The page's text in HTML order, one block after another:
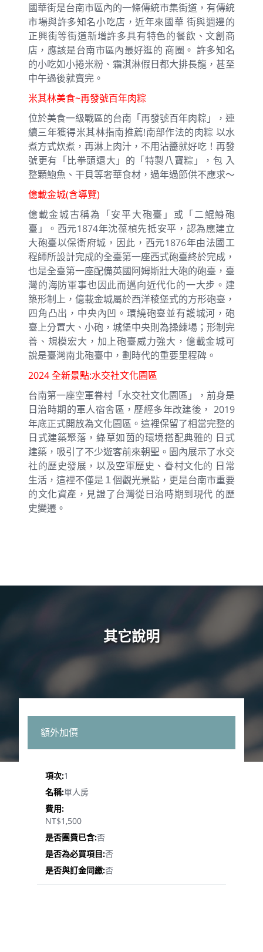
國華街是台南市區內的一條傳統市集街道，有傳統
市場與許多知名小吃店，近年來國華 街與週邊的
正興街等街道新增許多具有特色的餐飲、文創商
店，應該是台南市區內最好逛的 商圈。 許多知名
的小吃如小捲米粉、霜淇淋假日都大排長龍，甚至
中午過後就賣完。
米其林美食~再發號百年肉粽
位於美食一級戰區的台南「再發號百年肉粽」，連
續三年獲得米其林指南推薦!南部作法的肉粽 以水
煮方式炊煮，再淋上肉汁，不用沾醬就好吃！再發
號更有「比拳頭還大」的「特製八寶粽」，包 入
整顆鮑魚、干貝等奢華食材，過年過節供不應求～
億載金城(含導覽)
億載金城古稱為「安平大砲臺」或「二鯤鯓砲
臺」。西元1874年沈葆楨先抵安平，認為應建立
大砲臺以保衛府城，因此，西元1876年由法國工
程師所設計完成的全臺第一座西式砲臺終於完成，
也是全臺第一座配備英國阿姆斯壯大砲的砲臺，臺
灣的海防軍事也因此而邁向近代化的一大步。建
築形制上，億載金城屬於西洋稜堡式的方形砲臺，
四角凸出，中央內凹。環繞砲臺並有護城河，砲
臺上分置大、小砲，城堡中央則為操練場；形制完
善、規模宏大，加上砲臺威力強大，億載金城可
說是臺灣南北砲臺中，劃時代的重要里程碑。
2024 全新景點:水交社文化園區
台南第一座空軍眷村「水交社文化園區」，前身是
日治時期的軍人宿舍區，歷經多年改建後， 2019
年底正式開放為文化園區。這裡保留了相當完整的
日式建築聚落，綠草如茵的環境搭配典雅的 日式
建築，吸引了不少遊客前來朝聖。園內展示了水交
社的歷史發展，以及空軍歷史、眷村文化的 日常
生活，這裡不僅是１個觀光景點，更是台南市重要
的文化資產，見證了台灣從日治時期到現代 的歷
史變遷。
其它說明
額外加價
1
單人房
NT$1,500
否
否
否